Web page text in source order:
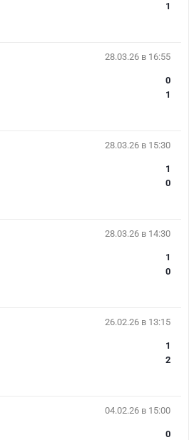
1
28.03.26 в 16:55
0
1
28.03.26 в 15:30
1
0
28.03.26 в 14:30
1
0
26.02.26 в 13:15
1
2
04.02.26 в 15:00
0